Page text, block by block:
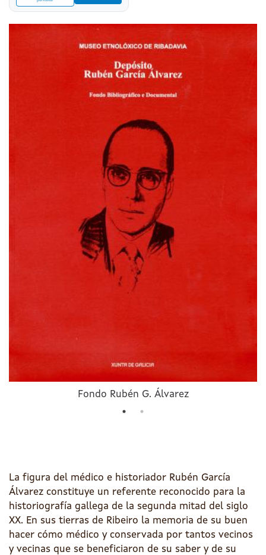
Fondo Rubén G. Álvarez
La figura del médico e historiador Rubén García
Álvarez constituye un referente reconocido para la
historiografía gallega de la segunda mitad del siglo
XX. En sus tierras de Ribeiro la memoria de su buen
hacer cómo médico y conservada por tantos vecinos
y vecinas que se beneficiaron de su saber y de su